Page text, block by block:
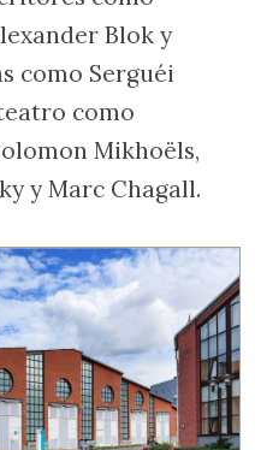
Blok y
como Serguéi
como
Mikhoëls,
y Marc Chagall.